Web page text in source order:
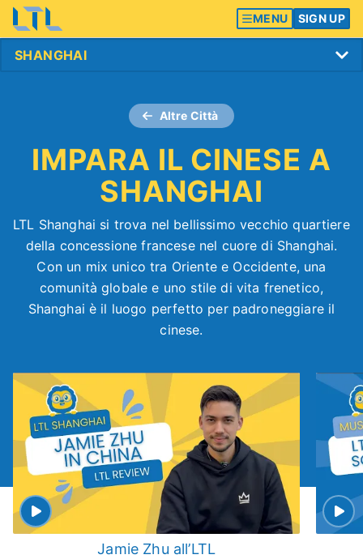
MENU SIGN UP
Altre Città
IMPARA IL CINESE A
SHANGHAI
LTL Shanghai si trova nel bellissimo vecchio quartiere
della concessione francese nel cuore di Shanghai.
Con un mix unico tra Oriente e Occidente, una
comunità globale e uno stile di vita frenetico,
Shanghai è il luogo perfetto per padroneggiare il
cinese.
Jamie Zhu all’LTL